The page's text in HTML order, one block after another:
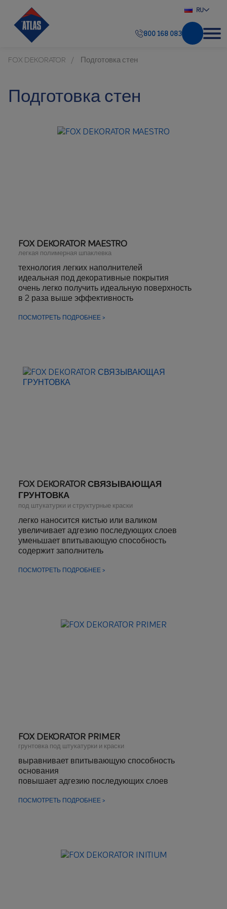
RU
800 168 083
FOX DEKORATOR Подготовка стен
Подготовка стен
FOX DEKORATOR MAESTRO
легкая полимерная шпаклевка
технология легких наполнителей
идеальная под декоративные покрытия
очень легко получить идеальную поверхность
в 2 раза выше эффективность
ручное и механическое шлифование
ПОСМОТРЕТЬ ПОДРОБНЕЕ >
FOX DEKORATOR СВЯЗЫВАЮЩАЯ
ГРУНТОВКА
под штукатурки и структурные краски
легко наносится кистью или валиком
увеличивает адгезию последующих слоев
уменьшает впитывающую способность
содержит заполнитель
ПОСМОТРЕТЬ ПОДРОБНЕЕ >
FOX DEKORATOR PRIMER
грунтовка под штукатурки и краски
выравнивает впитывающую способность
основания
повышает адгезию последующих слоев
ПОСМОТРЕТЬ ПОДРОБНЕЕ >